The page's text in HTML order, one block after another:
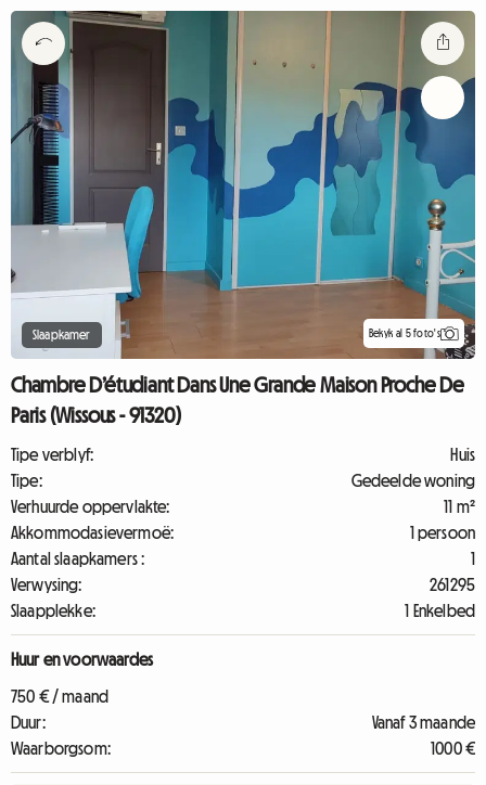
Slaapkamer Bekyk al 5 foto's
Chambre D’étudiant Dans Une Grande Maison Proche De
Paris (Wissous - 91320)
Tipe verblyf:
Huis
Tipe:
Gedeelde woning
Verhuurde oppervlakte:
11 m²
Akkommodasievermoë:
1 persoon
Aantal slaapkamers :
1
Verwysing:
261295
Slaapplekke:
1 Enkelbed
Huur en voorwaardes
750 € / maand
Duur:
Vanaf 3 maande
Waarborgsom:
1000 €